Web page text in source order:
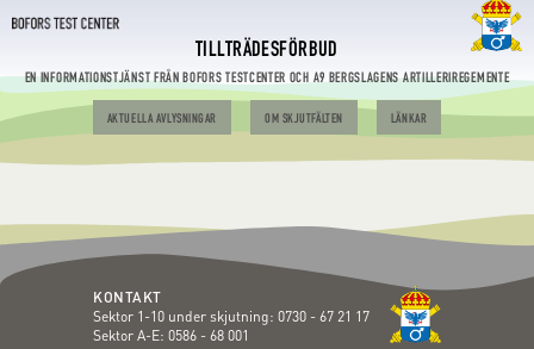
TILLTRÄDESFÖRBUD
EN INFORMATIONSTJÄNST FRÅN BOFORS TESTCENTER OCH A9 BERGSLAGENS ARTILLERIREGEMENTE
AKTUELLA AVLYSNINGAR OM SKJUTFÄLTEN LÄNKAR
KONTAKT
Sektor 1-10 under skjutning: 0730 - 67 21 17
Sektor A-E: 0586 - 68 001